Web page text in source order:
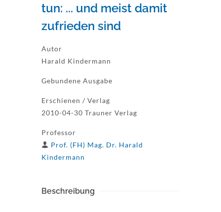
tun: ... und meist damit
zufrieden sind
Autor
Harald Kindermann
Gebundene Ausgabe
Erschienen / Verlag
2010-04-30 Trauner Verlag
Professor
Prof. (FH) Mag. Dr. Harald
Kindermann
Beschreibung